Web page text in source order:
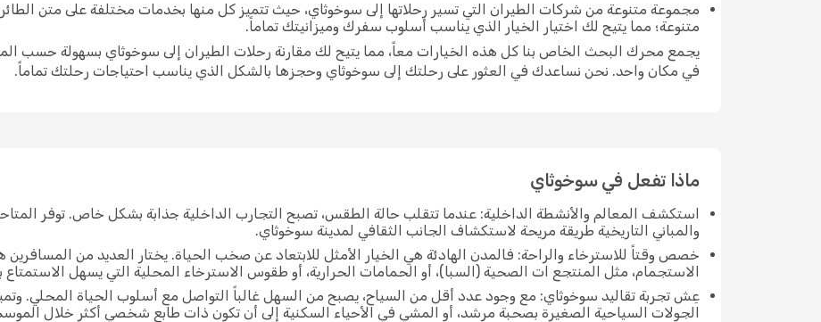
مجموعة متنوعة من شركات الطيران التي تسير رحلاتها إلى سوخوثاي، حيث تتميز كل منها بخدمات مختلفة على متن
متنوعة؛ مما يتيح لك اختيار الخيار الذي يناسب أسلوب سفرك وميزانيتك تماماً.
يجمع محرك البحث الخاص بنا كل هذه الخيارات معاً، مما يتيح لك مقارنة رحلات الطيران إلى سوخوثاي بسهولة حسب
في مكان واحد. نحن نساعدك في العثور على رحلتك إلى سوخوثاي وحجزها بالشكل الذي يناسب احتياجات رحلتك تماماً.
ماذا تفعل في سوخوثاي
استكشف المعالم والأنشطة الداخلية: عندما تتقلب حالة الطقس، تصبح التجارب الداخلية جذابة بشكل خاص. توفر
والمباني التاريخية طريقة مريحة لاستكشاف الجانب الثقافي لمدينة سوخوثاي.
خصص وقتاً للاسترخاء والراحة: فالمدن الهادئة هي الخيار الأمثل للابتعاد عن صخب الحياة. يختار العديد من المسافرين
الاستجمام، مثل المنتجع ات الصحية (السبا)، أو الحمامات الحرارية، أو طقوس الاسترخاء المحلية التي يسهل
عِش تجربة تقاليد سوخوثاي: مع وجود عدد أقل من السياح، يصبح من السهل غالباً التواصل مع أسلوب الحياة المحلي.
الجولات السياحية الصغيرة بصحبة مرشد، أو المشي في الأحياء السكنية إلى أن تكون ذات طابع شخصي أكثر خلال